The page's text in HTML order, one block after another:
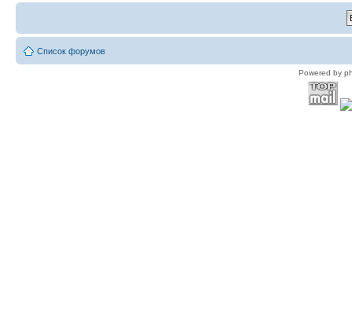
Список форумов
Powered by